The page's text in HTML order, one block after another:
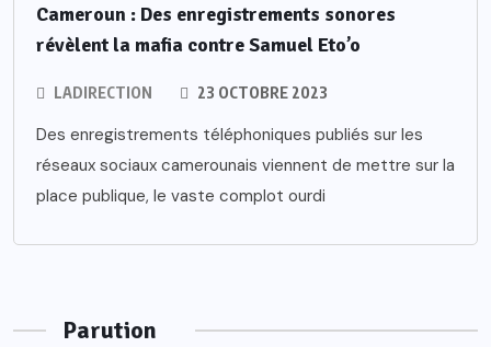
Cameroun : Des enregistrements sonores
révèlent la mafia contre Samuel Eto’o
LADIRECTION 23 OCTOBRE 2023
Des enregistrements téléphoniques publiés sur les
réseaux sociaux camerounais viennent de mettre sur la
place publique, le vaste complot ourdi
Parution